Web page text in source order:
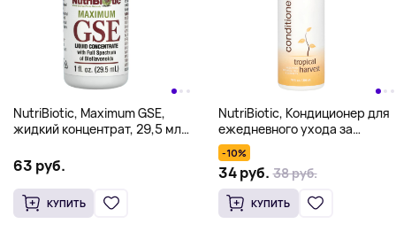
NutriBiotic, Maximum GSE,
жидкий концентрат, 29,5 мл
63 руб.
КУПИТЬ
NutriBiotic, Кондиционер для
ежедневного ухода за
кожей, тропический урожай,
10 жидких унций (296 мл)
-10%
34 руб. 38 руб.
КУПИТЬ